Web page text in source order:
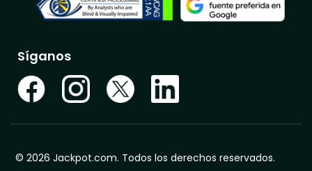
Síganos
© 2026 Jackpot.com. Todos los derechos reservados.